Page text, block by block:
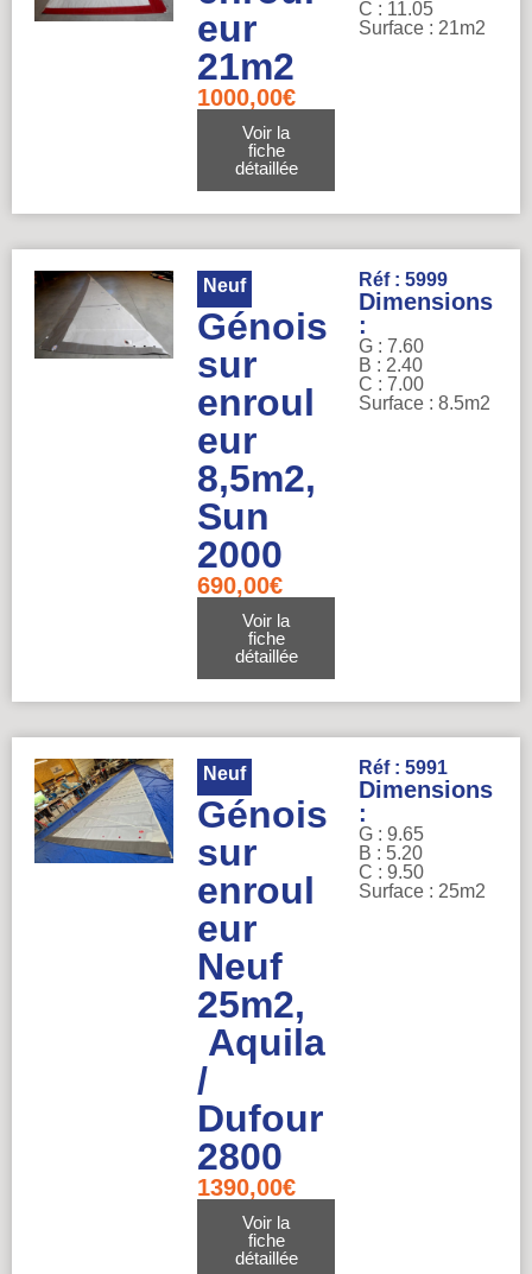
eur
21m2
1000,00€
Voir la
fiche
détaillée
C : 11.05
Surface : 21m2
Neuf
Génois
sur
enroul
eur
8,5m2,
Sun
2000
690,00€
Voir la
fiche
détaillée
Réf : 5999
Dimensions
:
G : 7.60
B : 2.40
C : 7.00
Surface : 8.5m2
Neuf
Génois
sur
enroul
eur
Neuf
25m2,
Aquila
/
Dufour
2800
1390,00€
Voir la
fiche
détaillée
Réf : 5991
Dimensions
:
G : 9.65
B : 5.20
C : 9.50
Surface : 25m2